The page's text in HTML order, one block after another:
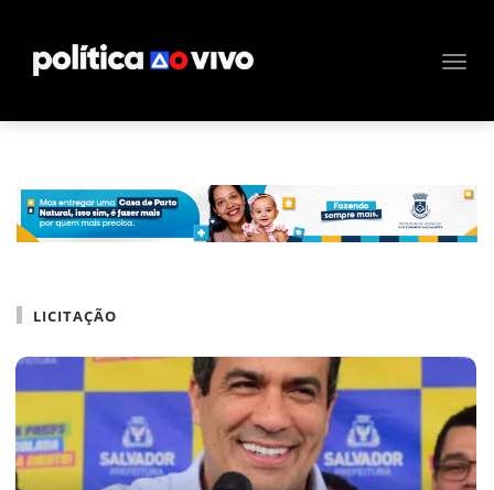
LICITAÇÃO